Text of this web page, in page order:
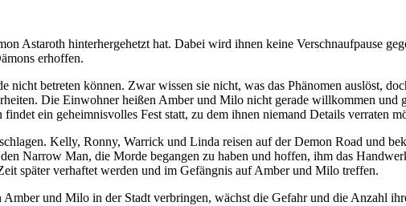
Astaroth hinterhergehetzt hat. Dabei wird ihnen keine Verschnaufpause
erhoffen.
betreten können. Zwar wissen sie nicht, was das Phänomen auslöst,
Die Einwohner heißen Amber und Milo nicht gerade willkommen
ein geheimnisvolles Fest statt, zu dem ihnen niemand Details verraten
Kelly, Ronny, Warrick und Linda reisen auf der Demon Road und
Narrow Man, die Morde begangen zu haben und hoffen, ihm das
später verhaftet werden und im Gefängnis auf Amber und Milo treffen.
und Milo in der Stadt verbringen, wächst die Gefahr und die Anzahl